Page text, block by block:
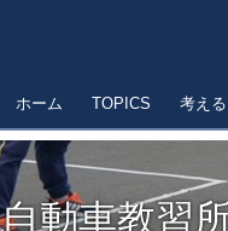
ホーム TOPICS 考え
自動車教習